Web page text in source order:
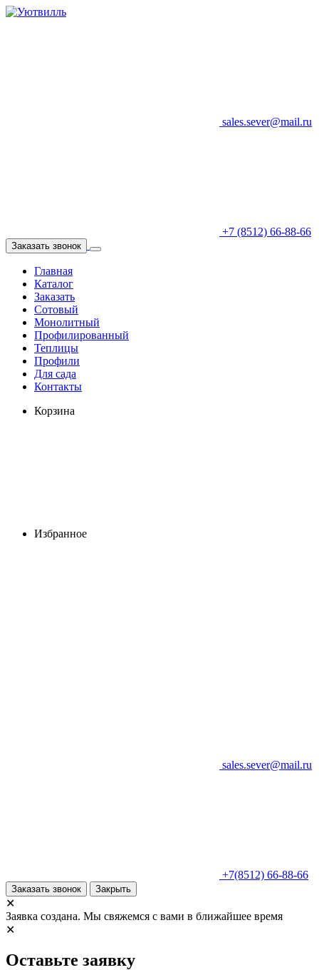
sales.sever@mail.ru
+7 (8512) 66-88-66
Заказать звонок
Главная
Каталог
Заказать
Сотовый
Монолитный
Профилированный
Теплицы
Профили
Для сада
Контакты
Корзина
Избранное
sales.sever@mail.ru
+7(8512) 66-88-66
Заказать звонок Закрыть
✕
Заявка создана. Мы свяжемся с вами в ближайшее время
✕
Оставьте заявку